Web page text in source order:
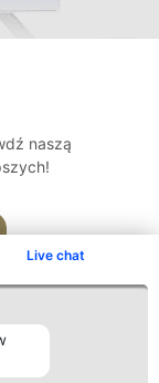
Live chat
naszą